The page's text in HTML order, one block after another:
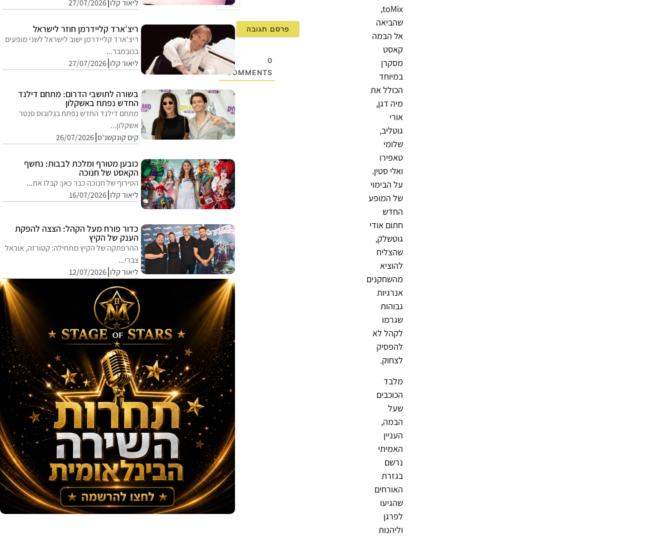
toMix,
שהביאה
אל הבמה
קאסט
מסקרן
במיוחד
הכולל את
מיה דגן,
אורי
גוטליב,
שלומי
טאפירו
ואלי סטין.
על הבימוי
של המופע
החדש
חתום אודי
גוטשלק,
שהצליח
להוציא
מהשחקנים
אנרגיות
גבוהות
שגרמו
לקהל לא
להפסיק
לצחוק.
מלבד
הכוכבים
שעל
הבמה,
העניין
האמיתי
נרשם
בגזרת
האורחים
שהגיעו
לפרגן
וליהנות
0
COMMENTS
ליאור קלו 27/07/2026
ריצ'ארד קליידרמן חוזר לישראל
ריצ'ארד קליידרמן ישוב לישראל לשני מופעים
בנובמבר...
ליאור קלו 27/07/2026
בשורה לתושבי הדרום: מתחם דילנד
החדש נפתח באשקלון
מתחם דילנד החדש נפתח בגלובוס סנטר
אשקלון...
קים קונקשנ'ס 26/07/2026
כובען מטורף ומלכת לבבות: נחשף
הקאסט של חנוכה
הטירוף של חנוכה כבר כאן: קבלו את...
ליאור קלו 16/07/2026
כדור פורח מעל הקהל: הצצה להפקת
הענק של הקיץ
ההרפתקה של הקיץ מתחילה: קטורזה, אוראל
צברי...
ליאור קלו 12/07/2026